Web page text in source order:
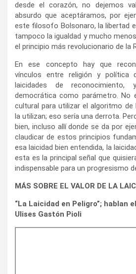
desde el corazón, no dejemos
absurdo que aceptáramos, por
este filosofo Bolsonaro, la libertad
tampoco la igualdad y mucho
el principio más revolucionario de la
En ese concepto hay que
vínculos entre religión y política
laicidades de
democrática como parámetro. No
cultural para utilizar el algoritmo
la utilizan; eso sería una derrota.
bien, incluso allí donde se da por
claudicar de estos principios
esa laicidad bien entendida, la
esta es la principal señal que
indispensable para un progresismo
MÁS SOBRE EL VALOR DE LA
“La Laicidad en Peligro”; hablan
Ulises Gastón Pioli